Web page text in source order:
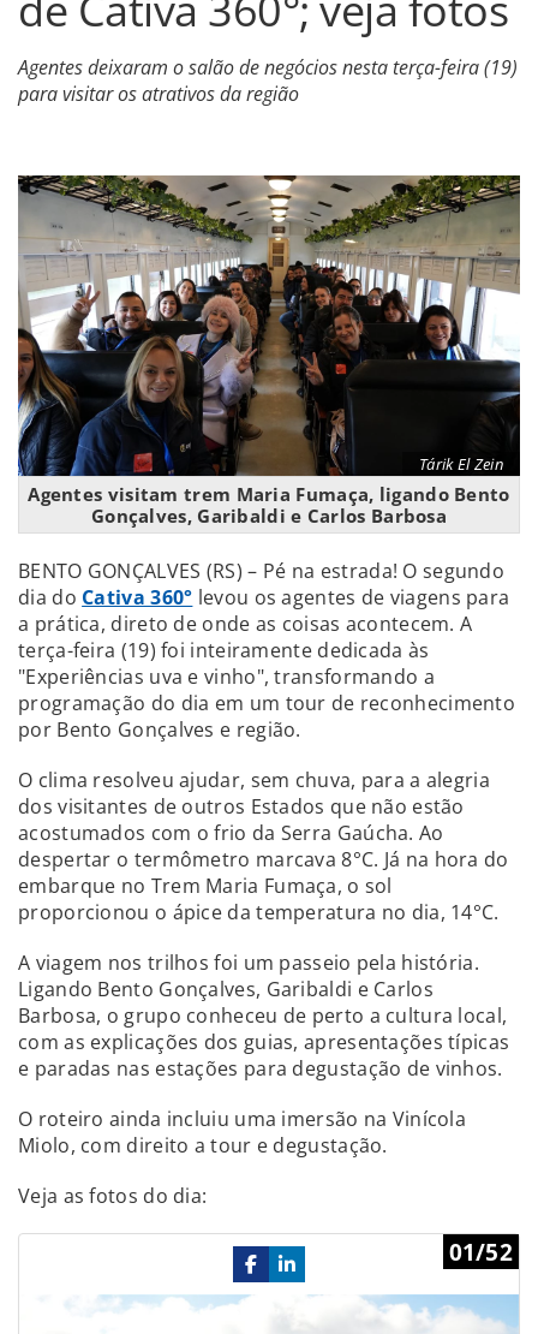
Agentes deixaram o salão de negócios nesta terça-feira (19)
para visitar os atrativos da região
Tárik El Zein
Agentes visitam trem Maria Fumaça, ligando Bento
Gonçalves, Garibaldi e Carlos Barbosa
BENTO GONÇALVES (RS) – Pé na estrada! O segundo
dia do Cativa 360° levou os agentes de viagens para
a prática, direto de onde as coisas acontecem. A
terça-feira (19) foi inteiramente dedicada às
"Experiências uva e vinho", transformando a
programação do dia em um tour de reconhecimento
por Bento Gonçalves e região.
O clima resolveu ajudar, sem chuva, para a alegria
dos visitantes de outros Estados que não estão
acostumados com o frio da Serra Gaúcha. Ao
despertar o termômetro marcava 8°C. Já na hora do
embarque no Trem Maria Fumaça, o sol
proporcionou o ápice da temperatura no dia, 14°C.
A viagem nos trilhos foi um passeio pela história.
Ligando Bento Gonçalves, Garibaldi e Carlos
Barbosa, o grupo conheceu de perto a cultura local,
com as explicações dos guias, apresentações típicas
e paradas nas estações para degustação de vinhos.
O roteiro ainda incluiu uma imersão na Vinícola
Miolo, com direito a tour e degustação.
Veja as fotos do dia:
01/52
Previous